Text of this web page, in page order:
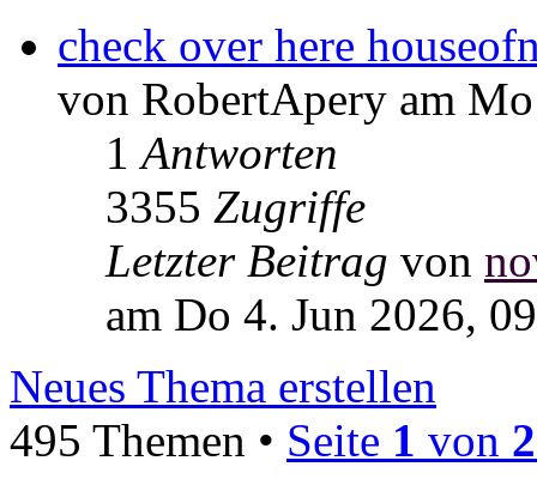
check over here
von RobertApery am
1Antworten
3355 Zugriffe
Letzter Beitrag von
am Do 4. Jun 2026,
Neues Thema erstellen
495 Themen • Seite 1 von